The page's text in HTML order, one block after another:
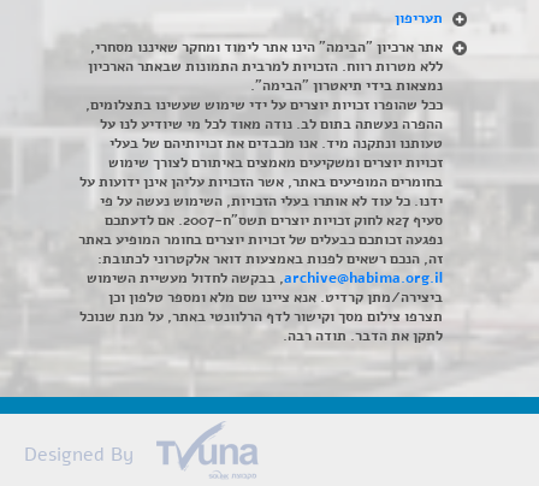
תעריפון
אתר ארכיון "הבימה" הינו אתר לימוד ומחקר שאיננו מסחרי,
ללא מטרות רווח. הזכויות למרבית התמונות שבאתר הארכיון
נמצאות בידי תיאטרון "הבימה".
ככל שהופרו זכויות יוצרים על ידי שימוש שעשינו בתצלומים,
ההפרה נעשתה בתום לב. נודה מאוד לכל מי שיודיע לנו על
טעותנו ונתקנה מיד. אנו מכבדים את זכויותיהם של בעלי
זכויות יוצרים ומשקיעים מאמצים באיתורם לצורך שימוש
בחומרים המופיעים באתר, אשר הזכויות עליהן אינן ידועות על
ידנו. כל עוד לא אותרו בעלי הזכויות, השימוש נעשה על פי
סעיף 27א לחוק זכויות יוצרים תשס"ח-2007. אם לדעתכם
נפגעה זכותכם כבעלים של זכויות יוצרים בחומר המופיע באתר
זה, הנכם רשאים לפנות באמצעות דואר אלקטרוני לכתובת:
archive@habima.org.il, בבקשה לחדול מעשיית השימוש
ביצירה/מתן קרדיט. אנא ציינו שם מלא ומספר טלפון וכן
תצרפו צילום מסך וקישור לדף הרלוונטי באתר, על מנת שנוכל
לתקן את הדבר. תודה רבה.
Designed By